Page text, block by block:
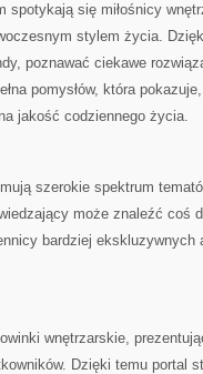
spotykają się miłośnicy
stylem życia.
poznawać ciekawe
pomysłów, która
jakość codziennego życia.
szerokie spektrum
może znaleźć coś
bardziej ekskluzywnych
wnętrzarskie,
Dzięki temu portal